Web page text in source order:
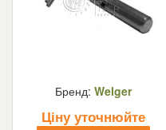
Бренд: Welger
Ціну уточнюйте